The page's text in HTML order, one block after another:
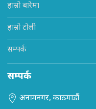
हाम्रो बारेमा
हाम्रो टोली
सम्पर्क
सम्पर्क
अनामनगर, काठमाडौं